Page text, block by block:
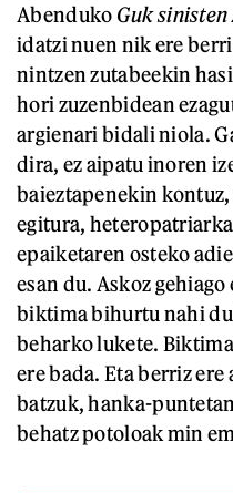
Abenduko Guk
idatzi nuen nik ere
nintzen zutabeekin
hori zuzenbidean
argienari bidali niola.
dira, ez aipatu inoren
baieztapenekin
egitura,
epaiketaren osteko
esan du. Askoz
biktima bihurtu nahi
beharko lukete.
ere bada. Eta berriz
batzuk, hanka-
behatz potoloak min